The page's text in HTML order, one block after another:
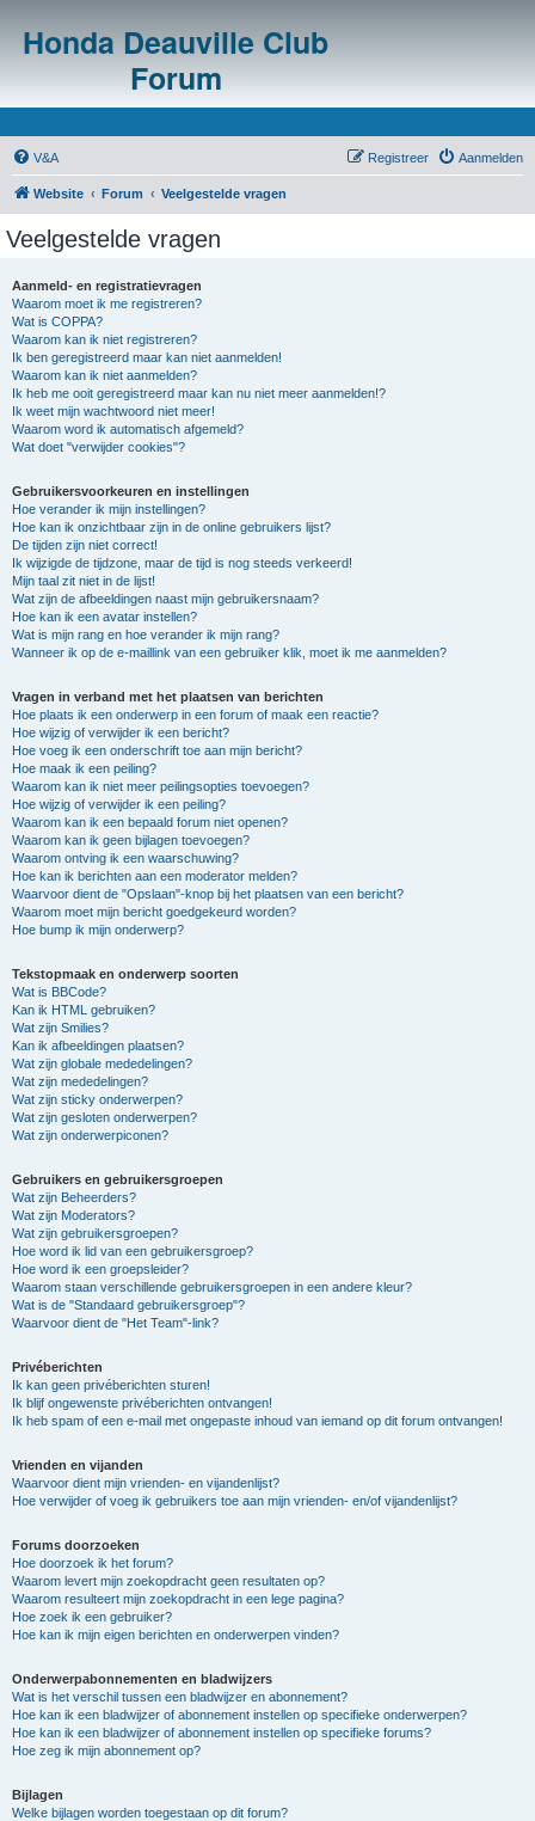
Honda Deauville Club
Forum
V&A Aanmelden
Registreer
Website Forum Veelgestelde vragen
Veelgestelde vragen
Aanmeld- en registratievragen
Waarom moet ik me registreren?
Wat is COPPA?
Waarom kan ik niet registreren?
Ik ben geregistreerd maar kan niet aanmelden!
Waarom kan ik niet aanmelden?
Ik heb me ooit geregistreerd maar kan nu niet meer aanmelden!?
Ik weet mijn wachtwoord niet meer!
Waarom word ik automatisch afgemeld?
Wat doet "verwijder cookies"?
Gebruikersvoorkeuren en instellingen
Hoe verander ik mijn instellingen?
Hoe kan ik onzichtbaar zijn in de online gebruikers lijst?
De tijden zijn niet correct!
Ik wijzigde de tijdzone, maar de tijd is nog steeds verkeerd!
Mijn taal zit niet in de lijst!
Wat zijn de afbeeldingen naast mijn gebruikersnaam?
Hoe kan ik een avatar instellen?
Wat is mijn rang en hoe verander ik mijn rang?
Wanneer ik op de e-maillink van een gebruiker klik, moet ik me aanmelden?
Vragen in verband met het plaatsen van berichten
Hoe plaats ik een onderwerp in een forum of maak een reactie?
Hoe wijzig of verwijder ik een bericht?
Hoe voeg ik een onderschrift toe aan mijn bericht?
Hoe maak ik een peiling?
Waarom kan ik niet meer peilingsopties toevoegen?
Hoe wijzig of verwijder ik een peiling?
Waarom kan ik een bepaald forum niet openen?
Waarom kan ik geen bijlagen toevoegen?
Waarom ontving ik een waarschuwing?
Hoe kan ik berichten aan een moderator melden?
Waarvoor dient de "Opslaan"-knop bij het plaatsen van een bericht?
Waarom moet mijn bericht goedgekeurd worden?
Hoe bump ik mijn onderwerp?
Tekstopmaak en onderwerp soorten
Wat is BBCode?
Kan ik HTML gebruiken?
Wat zijn Smilies?
Kan ik afbeeldingen plaatsen?
Wat zijn globale mededelingen?
Wat zijn mededelingen?
Wat zijn sticky onderwerpen?
Wat zijn gesloten onderwerpen?
Wat zijn onderwerpiconen?
Gebruikers en gebruikersgroepen
Wat zijn Beheerders?
Wat zijn Moderators?
Wat zijn gebruikersgroepen?
Hoe word ik lid van een gebruikersgroep?
Hoe word ik een groepsleider?
Waarom staan verschillende gebruikersgroepen in een andere kleur?
Wat is de "Standaard gebruikersgroep"?
Waarvoor dient de "Het Team"-link?
Privéberichten
Ik kan geen privéberichten sturen!
Ik blijf ongewenste privéberichten ontvangen!
Ik heb spam of een e-mail met ongepaste inhoud van iemand op dit forum ontvangen!
Vrienden en vijanden
Waarvoor dient mijn vrienden- en vijandenlijst?
Hoe verwijder of voeg ik gebruikers toe aan mijn vrienden- en/of vijandenlijst?
Forums doorzoeken
Hoe doorzoek ik het forum?
Waarom levert mijn zoekopdracht geen resultaten op?
Waarom resulteert mijn zoekopdracht in een lege pagina?
Hoe zoek ik een gebruiker?
Hoe kan ik mijn eigen berichten en onderwerpen vinden?
Onderwerpabonnementen en bladwijzers
Wat is het verschil tussen een bladwijzer en abonnement?
Hoe kan ik een bladwijzer of abonnement instellen op specifieke onderwerpen?
Hoe kan ik een bladwijzer of abonnement instellen op specifieke forums?
Hoe zeg ik mijn abonnement op?
Bijlagen
Welke bijlagen worden toegestaan op dit forum?